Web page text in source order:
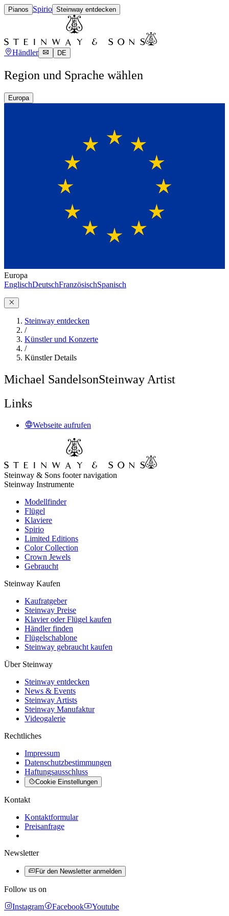
Pianos Spirio Steinway entdecken
Händler DE
Region und Sprache wählen
Europa
Europa
EnglischDeutschFranzösischSpanisch
Steinway entdecken
/
Künstler und Konzerte
/
Künstler Details
Michael SandelsonSteinway Artist
Links
Webseite aufrufen
Steinway & Sons footer navigation
Steinway Instrumente
Modellfinder
Flügel
Klaviere
Spirio
Limited Editions
Color Collection
Crown Jewels
Gebraucht
Steinway Kaufen
Kaufratgeber
Steinway Preise
Klavier oder Flügel kaufen
Händler finden
Flügelschablone
Steinway gebraucht kaufen
Über Steinway
Steinway entdecken
News & Events
Steinway Artists
Steinway Manufaktur
Videogalerie
Rechtliches
Impressum
Datenschutzbestimmungen
Haftungsausschluss
Cookie Einstellungen
Kontakt
Kontaktformular
Preisanfrage
Newsletter
Für den Newsletter anmelden
Follow us on
Instagram
Facebook Youtube